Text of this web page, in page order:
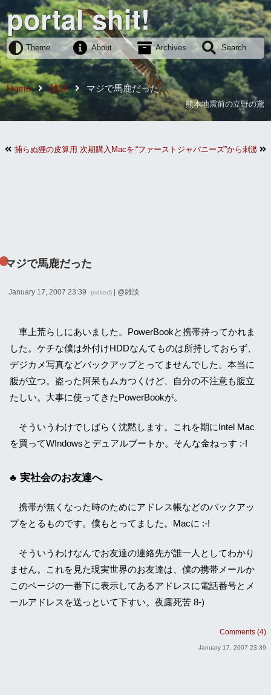
portal shit!
Theme About Archives Search
Home 雑談 マジで馬鹿だった
熊本地震前の立野の鳶
捕らぬ狸の皮算用 次期購入Macを妄想“ファーストジャパニーズ”から刺激を
マジで馬鹿だった
January 17, 2007 23:39 (edited) | @雑談
車上荒らしにあいました。PowerBookと携帯持ってかれま
した。ケチな僕は外付けHDDなんてものは所持しておらず、
デジカメ写真などバックアップとってませんでした。本当に
腹が立つ。盗った阿呆もムカつくけど、自分の不注意も腹立
たしい。大事に使ってきたPowerBookが。
そういうわけでしばらく沈黙します。これを期にIntel Mac
を買ってWIndowsとデュアルブートか。そんな金ねっす :-!
実社会のお友達へ
携帯が無くなった時のためにアドレス帳などのバックアッ
プをとるものです。僕もとってました。Macに :-!
そういうわけなんでお友達の連絡先が誰一人としてわかり
ません。これを見た現実世界のお友達は、僕の携帯メールか
このページの一番下に表示してあるアドレスに電話番号とメ
ールアドレスを送っといて下すい。夜露死苦 8-)
Comments (4)
January 17, 2007 23:39